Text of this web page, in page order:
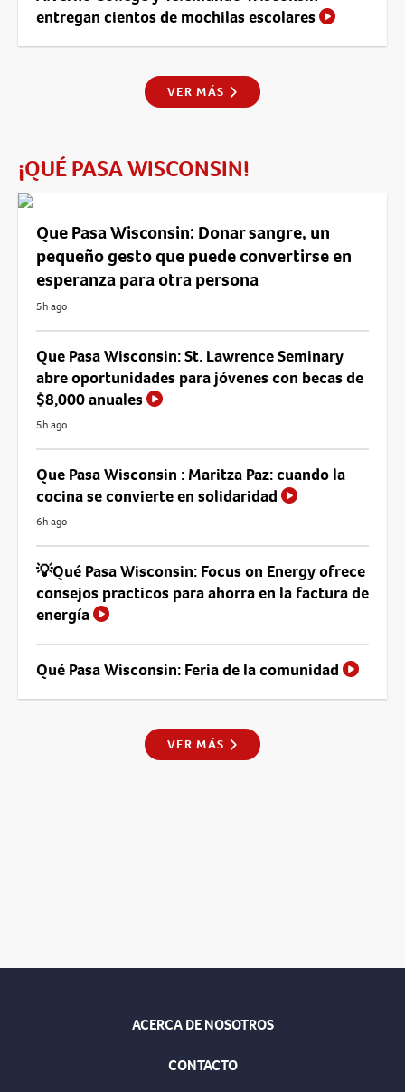
entregan cientos de mochilas escolares
VER MÁS
¡QUÉ PASA WISCONSIN!
Que Pasa Wisconsin: Donar sangre, un
pequeño gesto que puede convertirse en
esperanza para otra persona
5h ago
Que Pasa Wisconsin: St. Lawrence Seminary
abre oportunidades para jóvenes con becas de
$8,000 anuales
5h ago
Que Pasa Wisconsin : Maritza Paz: cuando la
cocina se convierte en solidaridad
6h ago
💡Qué Pasa Wisconsin: Focus on Energy ofrece
consejos practicos para ahorra en la factura de
energía
Qué Pasa Wisconsin: Feria de la comunidad
VER MÁS
ACERCA DE NOSOTROS
CONTACTO